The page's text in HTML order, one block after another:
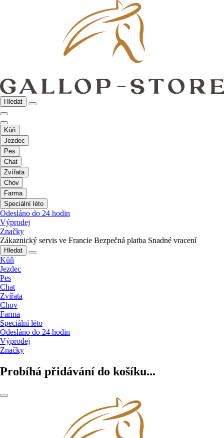
Hledat
Kůň
Jezdec
Pes
Chat
Zvířata
Chov
Farma
Speciální léto
Odesláno do 24 hodin
Výprodej
Značky
Zákaznický servis ve Francie Bezpečná platba Snadné vracení
Hledat
Kůň
Jezdec
Pes
Chat
Zvířata
Chov
Farma
Speciální léto
Odesláno do 24 hodin
Výprodej
Značky
Probíhá přidávání do košíku...